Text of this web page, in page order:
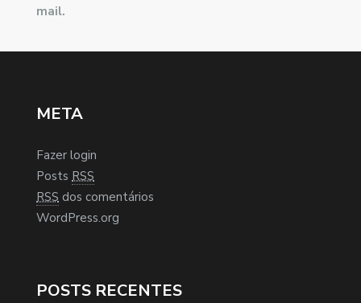
mail.
META
Fazer login
Posts RSS
RSS dos comentários
WordPress.org
POSTS RECENTES